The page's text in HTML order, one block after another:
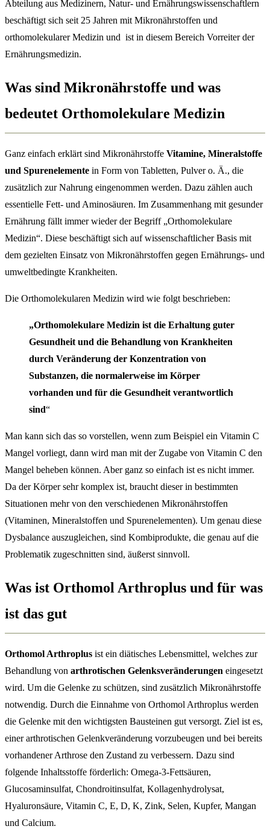
Abteilung aus Medizinern, Natur- und Ernährungswissenschaftlern
beschäftigt sich seit 25 Jahren mit Mikronährstoffen und
orthomolekularer Medizin und ist in diesem Bereich Vorreiter der
Ernährungsmedizin.
Was sind Mikronährstoffe und was
bedeutet Orthomolekulare Medizin
Ganz einfach erklärt sind Mikronährstoffe Vitamine, Mineralstoffe
und Spurenelemente in Form von Tabletten, Pulver o. Ä., die
zusätzlich zur Nahrung eingenommen werden. Dazu zählen auch
essentielle Fett- und Aminosäuren. Im Zusammenhang mit gesunder
Ernährung fällt immer wieder der Begriff „Orthomolekulare
Medizin“. Diese beschäftigt sich auf wissenschaftlicher Basis mit
dem gezielten Einsatz von Mikronährstoffen gegen Ernährungs- und
umweltbedingte Krankheiten.
Die Orthomolekularen Medizin wird wie folgt beschrieben:
„Orthomolekulare Medizin ist die Erhaltung guter
Gesundheit und die Behandlung von Krankheiten
durch Veränderung der Konzentration von
Substanzen, die normalerweise im Körper
vorhanden und für die Gesundheit verantwortlich
sind“
Man kann sich das so vorstellen, wenn zum Beispiel ein Vitamin C
Mangel vorliegt, dann wird man mit der Zugabe von Vitamin C den
Mangel beheben können. Aber ganz so einfach ist es nicht immer.
Da der Körper sehr komplex ist, braucht dieser in bestimmten
Situationen mehr von den verschiedenen Mikronährstoffen
(Vitaminen, Mineralstoffen und Spurenelementen). Um genau diese
Dysbalance auszugleichen, sind Kombiprodukte, die genau auf die
Problematik zugeschnitten sind, äußerst sinnvoll.
Was ist Orthomol Arthroplus und für was
ist das gut
Orthomol Arthroplus ist ein diätisches Lebensmittel, welches zur
Behandlung von arthrotischen Gelenksveränderungen eingesetzt
wird. Um die Gelenke zu schützen, sind zusätzlich Mikronährstoffe
notwendig. Durch die Einnahme von Orthomol Arthroplus werden
die Gelenke mit den wichtigsten Bausteinen gut versorgt. Ziel ist es,
einer arthrotischen Gelenkveränderung vorzubeugen und bei bereits
vorhandener Arthrose den Zustand zu verbessern. Dazu sind
folgende Inhaltsstoffe förderlich: Omega-3-Fettsäuren,
Glucosaminsulfat, Chondroitinsulfat, Kollagenhydrolysat,
Hyaluronsäure, Vitamin C, E, D, K, Zink, Selen, Kupfer, Mangan
und Calcium.